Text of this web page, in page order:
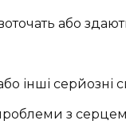
або
інші серйозні
з